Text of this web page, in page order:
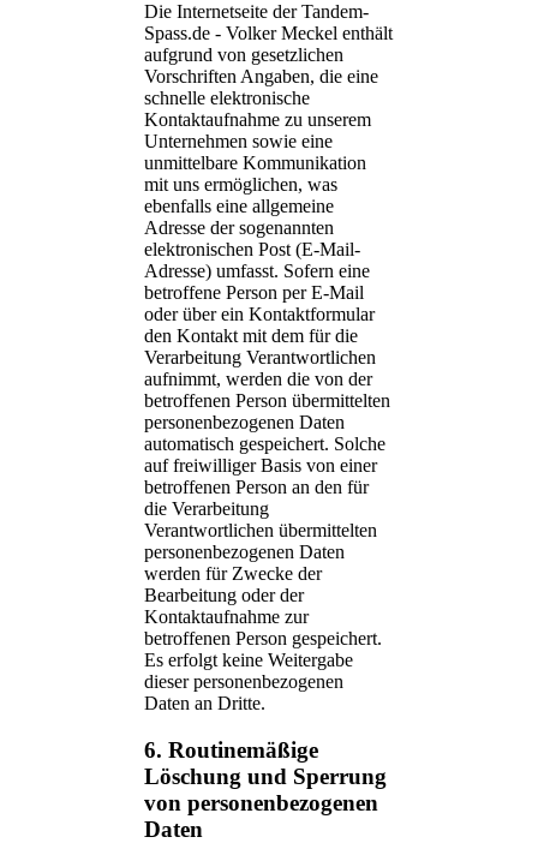
Die Internetseite der Tandem-
Spass.de - Volker Meckel enthält
aufgrund von gesetzlichen
Vorschriften Angaben, die eine
schnelle elektronische
Kontaktaufnahme zu unserem
Unternehmen sowie eine
unmittelbare Kommunikation
mit uns ermöglichen, was
ebenfalls eine allgemeine
Adresse der sogenannten
elektronischen Post (E-Mail-
Adresse) umfasst. Sofern eine
betroffene Person per E-Mail
oder über ein Kontaktformular
den Kontakt mit dem für die
Verarbeitung Verantwortlichen
aufnimmt, werden die von der
betroffenen Person übermittelten
personenbezogenen Daten
automatisch gespeichert. Solche
auf freiwilliger Basis von einer
betroffenen Person an den für
die Verarbeitung
Verantwortlichen übermittelten
personenbezogenen Daten
werden für Zwecke der
Bearbeitung oder der
Kontaktaufnahme zur
betroffenen Person gespeichert.
Es erfolgt keine Weitergabe
dieser personenbezogenen
Daten an Dritte.
6. Routinemäßige
Löschung und Sperrung
von personenbezogenen
Daten